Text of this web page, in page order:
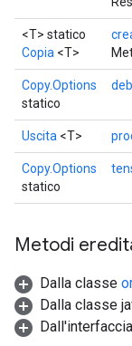
<T> statico
Copia <T>
Copy.Options
statico
Uscita <T>
Copy.Options
statico
Metodi
Dalla classe
Dalla classe
Dall'interfaccia